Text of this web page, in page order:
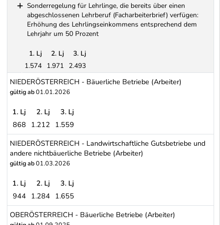
Sonderregelung für Lehrlinge, die bereits über einen
abgeschlossenen Lehrberuf (Facharbeiterbrief) verfügen:
Erhöhung des Lehrlingseinkommens entsprechend dem
Lehrjahr um 50 Prozent
Sonderregelung für Lehrlinge, die bereits über einen
1. Lj 2. Lj
3. Lj
1.574 1.971 2.493
NIEDERÖSTERREICH - Bäuerliche Betriebe (Arbeiter)
gültig ab01.01.2026
NIEDERÖSTERREICH - Bäuerliche Betriebe (Arbeiter)
1. Lj 2. Lj
3. Lj
868 1.212 1.559
NIEDERÖSTERREICH - Landwirtschaftliche Gutsbetriebe und
andere nichtbäuerliche Betriebe (Arbeiter)
gültig ab01.03.2026
NIEDERÖSTERREICH - Landwirtschaftliche Gutsbetriebe und
1. Lj 2. Lj
3. Lj
944 1.284 1.655
OBERÖSTERREICH - Bäuerliche Betriebe (Arbeiter)